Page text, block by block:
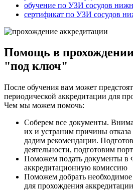
обучение по УЗИ сосудов
сертификат по УЗИ сосудов
Помощь в
"под ключ"
После обучения вам может
периодической аккредитации для
Чем мы можем помочь:
Соберем все документы.
их и устраним причины
дадим рекомендации.
деятельности, подготовим
Поможем подать документы
аккредитационную комиссию
Поможем добрать
для прохождения аккредитации